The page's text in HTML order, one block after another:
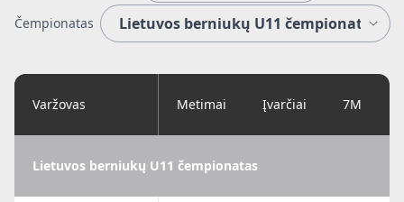
Čempionatas
Varžovas Metimai Įvarčiai 7M
Lietuvos berniukų U11 čempionatas